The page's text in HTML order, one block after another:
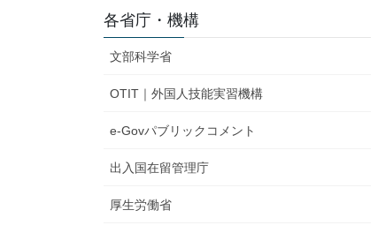
各省庁・機構
文部科学省
OTIT｜外国人技能実習機構
e-Govパブリックコメント
出入国在留管理庁
厚生労働省